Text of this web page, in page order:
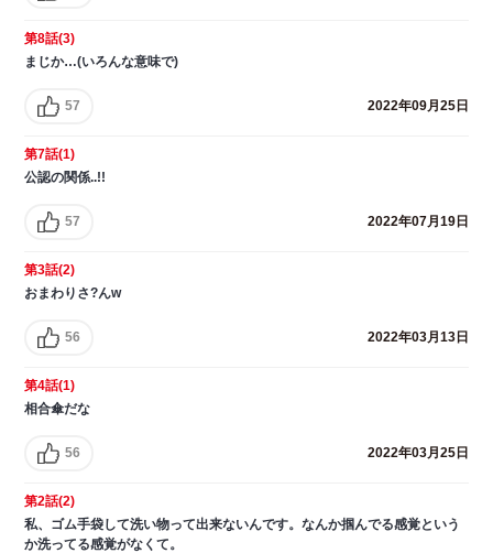
第8話(3)
まじか…(いろんな意味で)
57 2022年09月25日
第7話(1)
公認の関係..!!
57 2022年07月19日
第3話(2)
おまわりさ?んw
56 2022年03月13日
第4話(1)
相合傘だな
56 2022年03月25日
第2話(2)
私、ゴム手袋して洗い物って出来ないんです。なんか掴んでる感覚という
か洗ってる感覚がなくて。